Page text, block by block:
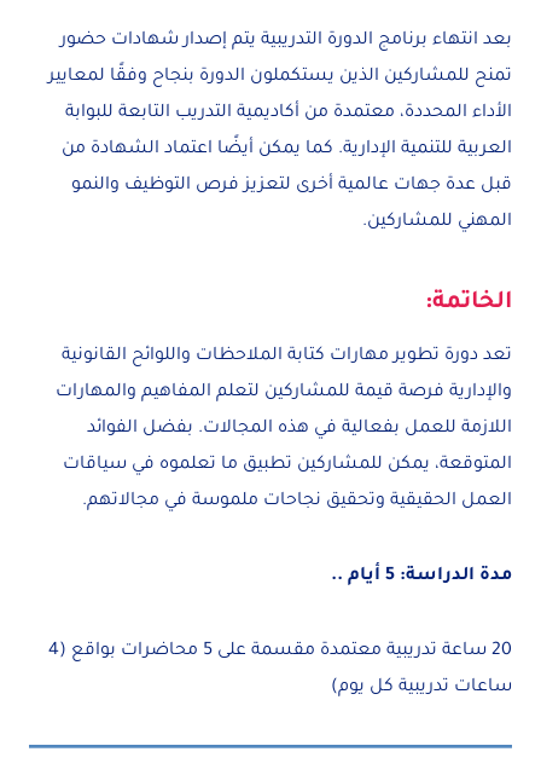
بعد انتهاء برنامج الدورة التدريبية يتم إصدار شهادات حضور
تمنح للمشاركين الذين يستكملون الدورة بنجاح وفقًا لمعايير
الأداء المحددة، معتمدة من أكاديمية التدريب التابعة للبوابة
العربية للتنمية الإدارية. كما يمكن أيضًا اعتماد الشهادة من
قبل عدة جهات عالمية أخرى لتعزيز فرص التوظيف والنمو
المهني للمشاركين.
الخاتمة:
تعد دورة تطوير مهارات كتابة الملاحظات واللوائح القانونية
والإدارية فرصة قيمة للمشاركين لتعلم المفاهيم والمهارات
اللازمة للعمل بفعالية في هذه المجالات. بفضل الفوائد
المتوقعة، يمكن للمشاركين تطبيق ما تعلموه في سياقات
العمل الحقيقية وتحقيق نجاحات ملموسة في مجالاتهم.
مدة الدراسة: 5 أيام ..
20 ساعة تدريبية معتمدة مقسمة على 5 محاضرات بواقع (4
ساعات تدريبية كل يوم)